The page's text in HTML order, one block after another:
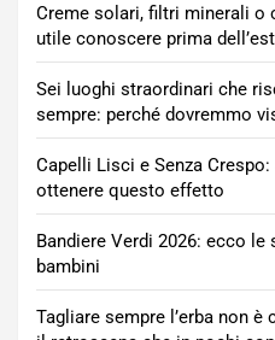
Creme solari, filtri minerali o
utile conoscere prima
Sei luoghi straordinari che
sempre: perché dovremmo
Capelli Lisci e Senza
ottenere questo effetto
Bandiere Verdi 2026: ecco
bambini
Tagliare sempre l’erba non